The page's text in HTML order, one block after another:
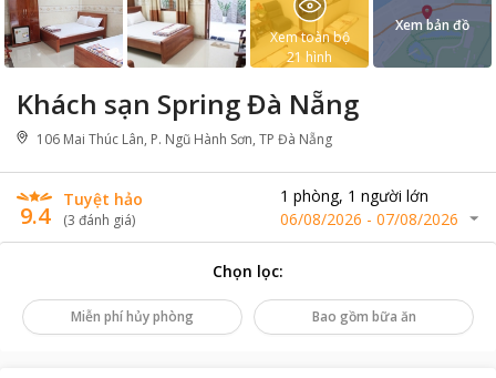
Khách sạn Spring Đà Nẵng
106 Mai Thúc Lân, P. Ngũ Hành Sơn, TP Đà Nẵng
9.4
Tuyệt hảo
(3 đánh giá)
1 phòng, 1 người lớn
06/08/2026 - 07/08/2026
Xem toàn bộ
21 hình
Xem bản đồ
Chọn lọc:
Miễn phí hủy phòng Bao gồm bữa ăn